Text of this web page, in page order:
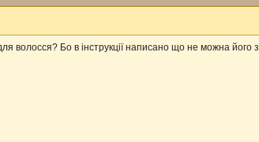
волосся? Бо в інструкції написано що не можна